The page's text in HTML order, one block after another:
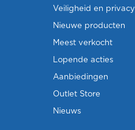
Veiligheid en privacy
Nieuwe producten
Meest verkocht
Lopende acties
Aanbiedingen
Outlet Store
Nieuws